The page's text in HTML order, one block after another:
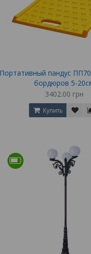
Портативный пандус
бордюров 5-
3402.00 грн
Купить